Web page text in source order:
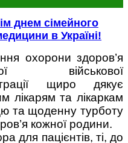
днем сімейного
в Україні!
охорони здоров’я
військової
щиро дякує
лікарям та лікаркам
та щоденну турботу
кожної родини.
для пацієнтів, ті, до